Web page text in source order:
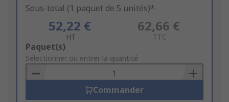
Sous-total (1 paquet de 5 unités)*
52,22 €
HT
62,66 €
TTC
Add
to
Basket
Paquet(s)
Sélectionner ou entrer la quantité
Commander